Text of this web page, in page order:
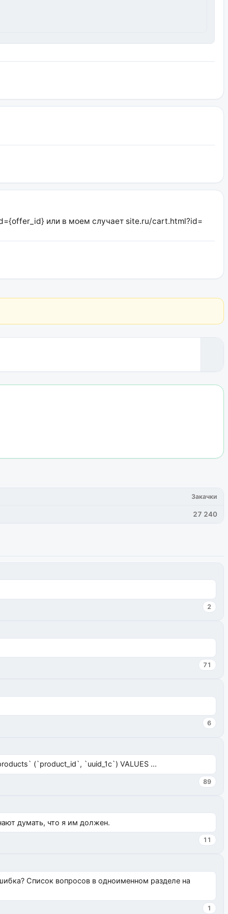
или в моем случает site.ru/cart.html?id=
Закачки
27 240
2
71
6
(`product_id`, `uuid_1c`) VALUES ...
89
думать, что я им должен.
11
Список вопросов в одноименном разделе на
1